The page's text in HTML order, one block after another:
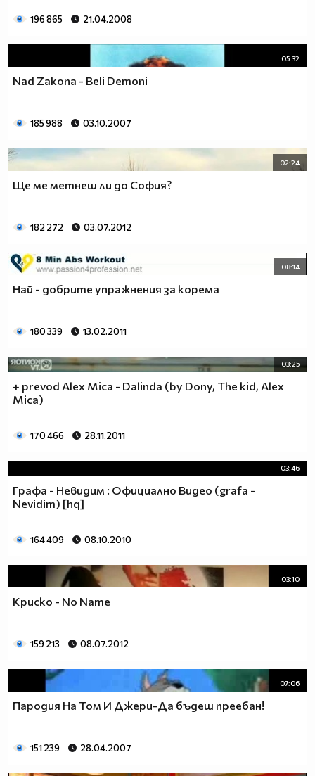
196 865 21.04.2008
05:32
Nad Zakona - Beli Demoni
185 988 03.10.2007
02:24
Ще ме метнеш ли до София?
182 272 03.07.2012
08:14
Най - добрите упражнения за корема
180 339 13.02.2011
03:25
+ prevod Alex Mica - Dalinda (by Dony, The kid, Alex
Mica)
170 466 28.11.2011
03:46
Графа - Невидим : Официално Видео (grafa -
Nevidim) [hq]
164 409 08.10.2010
03:10
Криско - No Name
159 213 08.07.2012
07:06
Пародия На Том И Джери-Да бъдеш преебан!
151 239 28.04.2007